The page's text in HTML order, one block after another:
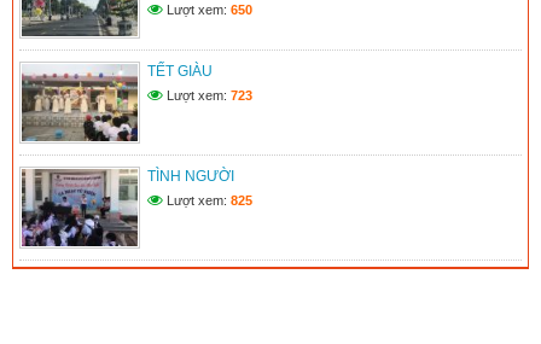
Lượt xem: 650
TẾT GIÀU
Lượt xem: 723
TÌNH NGƯỜI
Lượt xem: 825